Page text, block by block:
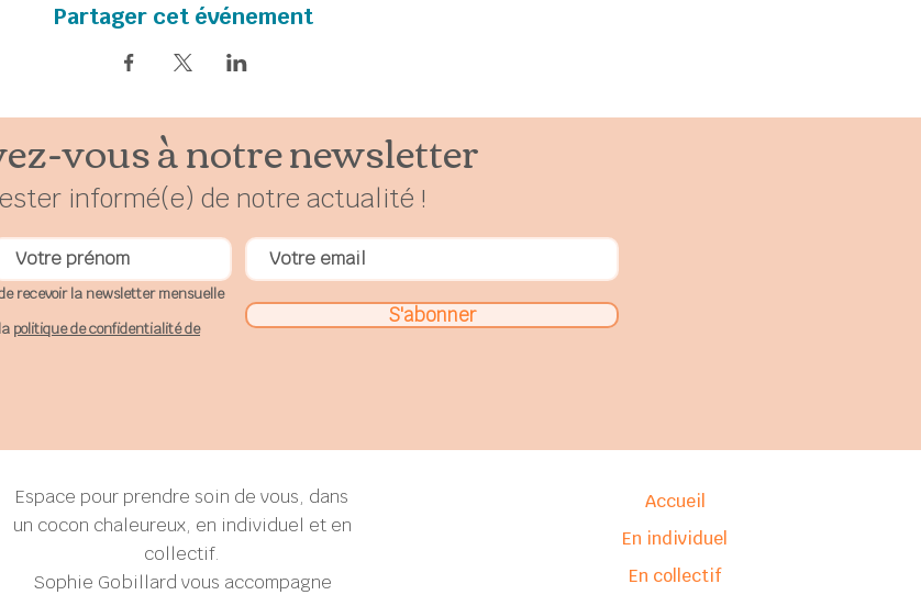
Au plaisir de pratiquer ensemble!
Partager cet événement
vous à notre newsletter
informé(e) de notre actualité !
recevoir la newsletter mensuelle
politique de confidentialité de
S'abonner
Espace pour prendre soin de vous, dans
un cocon chaleureux, en individuel et en
collectif.
Sophie Gobillard vous accompagne
Accueil
En individuel
En collectif